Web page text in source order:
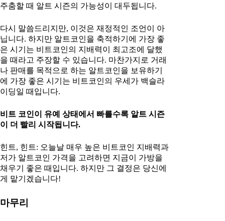
주춤할 때 알트 시즌의 가능성이 대두됩니다.
다시 말씀드리지만, 이것은 재정적인 조언이 아
닙니다. 하지만 알트코인을 축적하기에 가장 좋
은 시기는 비트코인의 지배력이 최고조에 달했
을 때라고 주장할 수 있습니다. 마찬가지로 거래
나 판매를 목적으로 하는 알트코인을 보유하기
에 가장 좋은 시기는 비트코인의 우세가 백슬라
이딩일 때입니다.
비트 코인이 유예 상태에서 빠를수록 알트 시즌
이 더 빨리 시작됩니다.
힌트, 힌트: 오늘날 매우 높은 비트코인 지배력과
저가 알트코인 가격을 고려하면 지금이 가방을
채우기 좋은 때입니다. 하지만 그 결정은 당신에
게 맡기겠습니다!
마무리